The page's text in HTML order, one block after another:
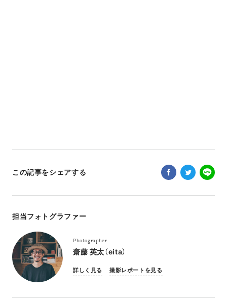
この記事をシェアする
担当フォトグラファー
Photographer
齋藤 英太（eita）
詳しく見る 撮影レポートを見る